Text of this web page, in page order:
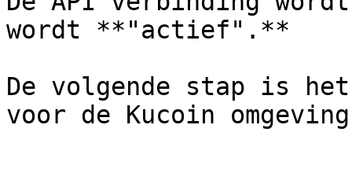
wordt **"actief".**
De volgende stap is